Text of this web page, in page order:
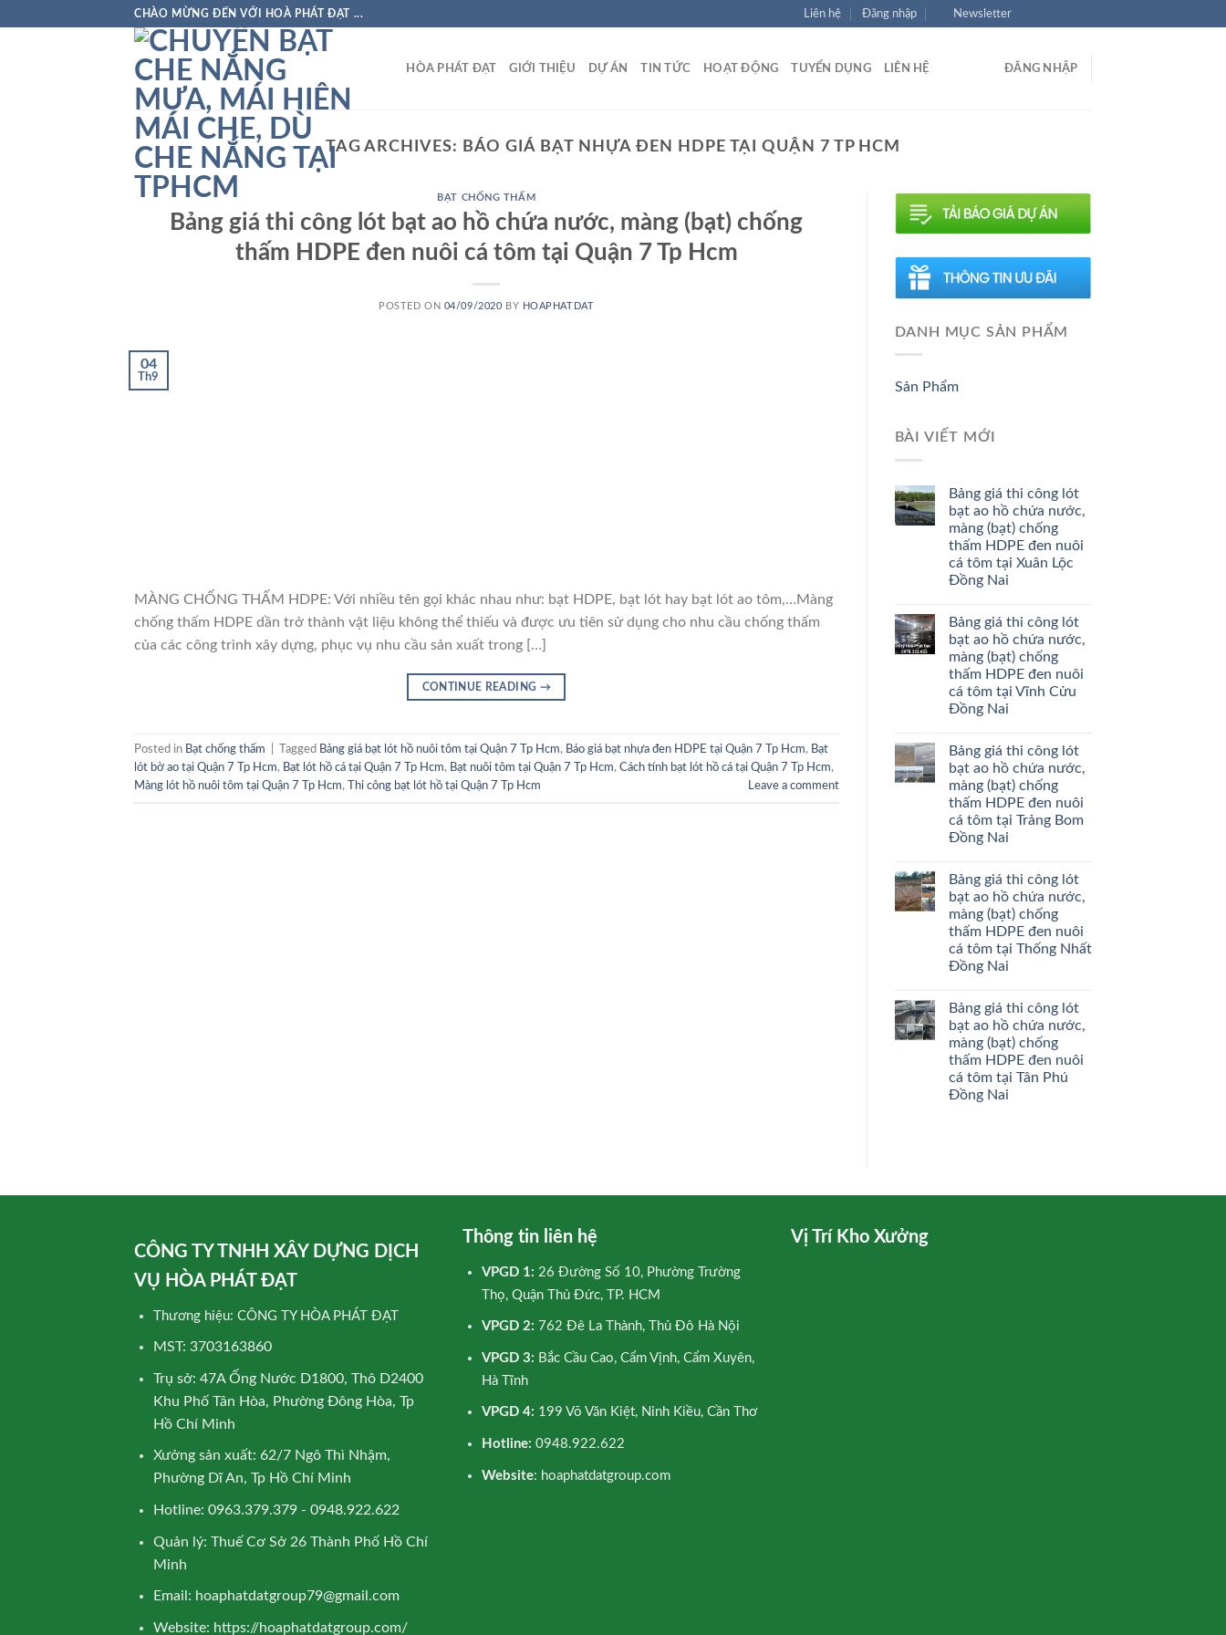
CHÀO MỪNG ĐẾN VỚI HOÀ PHÁT ĐẠT ... Liên hệ Đăng nhập Newsletter
HÒA PHÁT ĐẠT GIỚI THIỆU DỰ ÁN TIN TỨC HOẠT ĐỘNG TUYỂN DỤNG LIÊN HỆ ĐĂNG NHẬP
TAG ARCHIVES: BÁO GIÁ BẠT NHỰA ĐEN HDPE TẠI QUẬN 7 TP HCM
BẠT CHỐNG THẤM
Bảng giá thi công lót bạt ao hồ chứa nước, màng (bạt) chống
thấm HDPE đen nuôi cá tôm tại Quận 7 Tp Hcm
POSTED ON 04/09/2020 BY HOAPHATDAT
04
Th9
MÀNG CHỐNG THẤM HDPE: Với nhiều tên gọi khác nhau như: bạt HDPE, bạt lót hay bạt lót ao tôm,…Màng
chống thấm HDPE dần trở thành vật liệu không thể thiếu và được ưu tiên sử dụng cho nhu cầu chống thấm
của các công trình xây dựng, phục vụ nhu cầu sản xuất trong […]
CONTINUE READING →
Posted in Bạt chống thấm Tagged Bảng giá bạt lót hồ nuôi tôm tại Quận 7 Tp Hcm, Báo giá bạt nhựa đen HDPE tại Quận 7 Tp Hcm, Bạt
lót bờ ao tại Quận 7 Tp Hcm, Bạt lót hồ cá tại Quận 7 Tp Hcm, Bạt nuôi tôm tại Quận 7 Tp Hcm, Cách tính bạt lót hồ cá tại Quận 7 Tp Hcm,
Màng lót hồ nuôi tôm tại Quận 7 Tp Hcm, Thi công bạt lót hồ tại Quận 7 Tp Hcm Leave a comment
DANH MỤC SẢN PHẨM
Sản Phẩm
BÀI VIẾT MỚI
Bảng giá thi công lót
bạt ao hồ chứa nước,
màng (bạt) chống
thấm HDPE đen nuôi
cá tôm tại Xuân Lộc
Đồng Nai
Bảng giá thi công lót
bạt ao hồ chứa nước,
màng (bạt) chống
thấm HDPE đen nuôi
cá tôm tại Vĩnh Cửu
Đồng Nai
Bảng giá thi công lót
bạt ao hồ chứa nước,
màng (bạt) chống
thấm HDPE đen nuôi
cá tôm tại Trảng Bom
Đồng Nai
Bảng giá thi công lót
bạt ao hồ chứa nước,
màng (bạt) chống
thấm HDPE đen nuôi
cá tôm tại Thống Nhất
Đồng Nai
Bảng giá thi công lót
bạt ao hồ chứa nước,
màng (bạt) chống
thấm HDPE đen nuôi
cá tôm tại Tân Phú
Đồng Nai
CÔNG TY TNHH XÂY DỰNG DỊCH
VỤ HÒA PHÁT ĐẠT
Thương hiệu: CÔNG TY HÒA PHÁT ĐẠT
MST: 3703163860
Trụ sở: 47A Ống Nước D1800, Thô D2400
Khu Phố Tân Hòa, Phường Đông Hòa, Tp
Hồ Chí Minh
Xưởng sản xuất: 62/7 Ngô Thì Nhậm,
Phường Dĩ An, Tp Hồ Chí Minh
Hotline: 0963.379.379 - 0948.922.622
Quản lý: Thuế Cơ Sở 26 Thành Phố Hồ Chí
Minh
Email: hoaphatdatgroup79@gmail.com
Website: https://hoaphatdatgroup.com/
Thông tin liên hệ
VPGD 1: 26 Đường Số 10, Phường Trường
Thọ, Quận Thủ Đức, TP. HCM
VPGD 2: 762 Đê La Thành, Thủ Đô Hà Nội
VPGD 3: Bắc Cầu Cao, Cẩm Vịnh, Cẩm Xuyên,
Hà Tĩnh
VPGD 4: 199 Võ Văn Kiệt, Ninh Kiều, Cần Thơ
Hotline: 0948.922.622
Website: hoaphatdatgroup.com
Vị Trí Kho Xưởng